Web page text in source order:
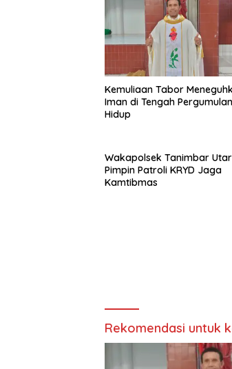
Kemuliaan Tabor
Iman di Tengah Pergumulan
Hidup
Wakapolsek Tanimbar
Pimpin Patroli KRYD Jaga
Kamtibmas
Rekomendasi untuk